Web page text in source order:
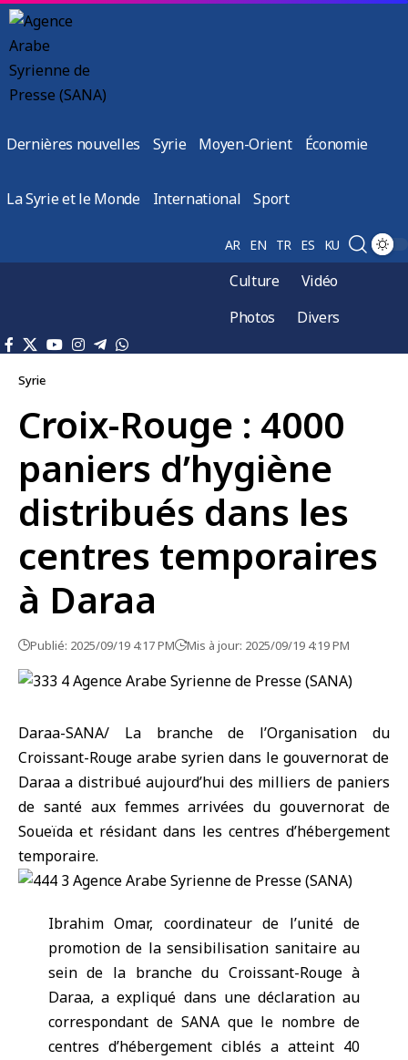
Dernières nouvelles Syrie Moyen-Orient Économie
La Syrie et le Monde International Sport
AR EN TR ES KU
Culture
Vidéo
Photos
Divers
Syrie
Croix-Rouge : 4000
paniers d’hygiène
distribués dans les
centres temporaires
à Daraa
Publié: 2025/09/19 4:17 PM Mis à jour: 2025/09/19 4:19 PM
Daraa-SANA/ La branche de l’Organisation du
Croissant-Rouge arabe syrien dans le gouvernorat de
Daraa a distribué aujourd’hui des milliers de paniers
de santé aux femmes arrivées du gouvernorat de
Soueïda et résidant dans les centres d’hébergement
temporaire.
Ibrahim Omar, coordinateur de l’unité de
promotion de la sensibilisation sanitaire au
sein de la branche du Croissant-Rouge à
Daraa, a expliqué dans une déclaration au
correspondant de SANA que le nombre de
centres d’hébergement ciblés a atteint 40